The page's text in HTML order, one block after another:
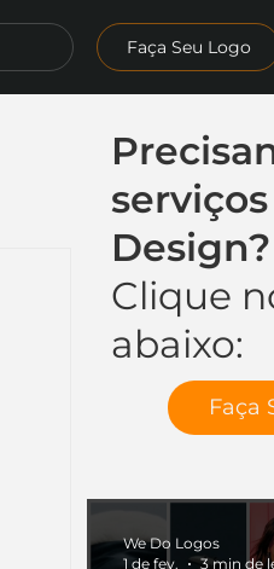
Faça Seu Logo
Design?
Clique
abaixo:
Faça
We Do Logos
1 de fev.
3 min de